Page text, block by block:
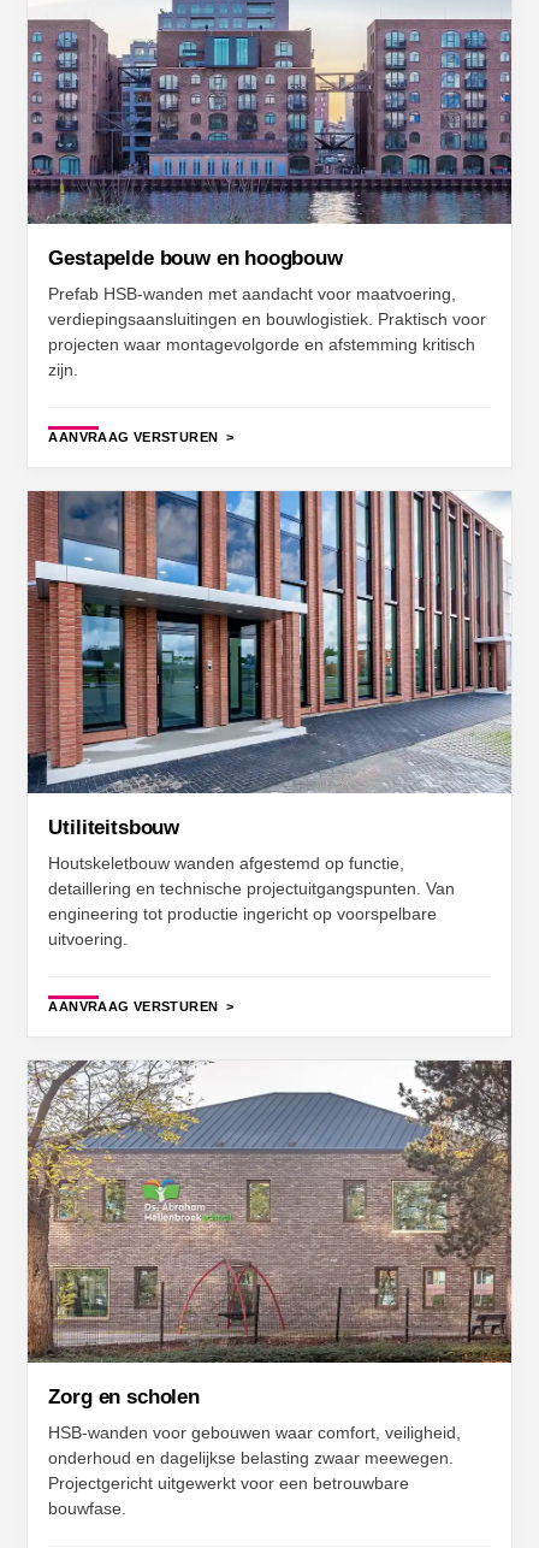
Gestapelde bouw en hoogbouw
Prefab HSB-wanden met aandacht voor maatvoering,
verdiepingsaansluitingen en bouwlogistiek. Praktisch voor
projecten waar montagevolgorde en afstemming kritisch
zijn.
AANVRAAG VERSTUREN
Utiliteitsbouw
Houtskeletbouw wanden afgestemd op functie,
detaillering en technische projectuitgangspunten. Van
engineering tot productie ingericht op voorspelbare
uitvoering.
AANVRAAG VERSTUREN
Zorg en scholen
HSB-wanden voor gebouwen waar comfort, veiligheid,
onderhoud en dagelijkse belasting zwaar meewegen.
Projectgericht uitgewerkt voor een betrouwbare
bouwfase.